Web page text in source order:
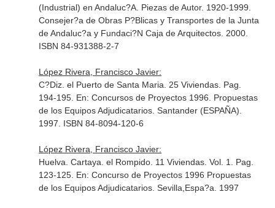
(Industrial) en Andaluc?A. Piezas de Autor. 1920-1999
Consejer?a de Obras P?Blicas y Transportes de la Junta
de Andaluc?a y Fundaci?N Caja de Arquitectos. 2000.
ISBN 84-931388-2-7
López Rivera, Francisco Javier:
C?Diz. el Puerto de Santa Maria. 25 Viviendas. Pag.
194-195. En: Concursos de Proyectos 1996. Propuestas
de los Equipos Adjudicatarios. Santander (ESPAÑA).
1997. ISBN 84-8094-120-6
López Rivera, Francisco Javier:
Huelva. Cartaya. el Rompido. 11 Viviendas. Vol. 1. Pag.
123-125. En: Concurso de Proyectos 1996 Propuestas
de los Equipos Adjudicatarios. Sevilla,Espa?a. 1997